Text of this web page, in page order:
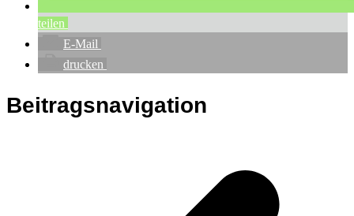
teilen
E-Mail
drucken
Beitragsnavigation